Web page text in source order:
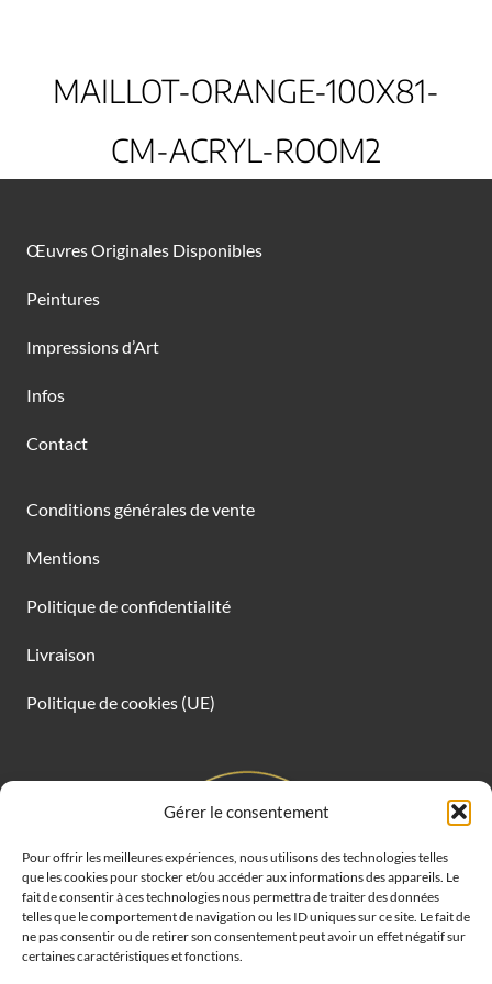
Gérer le consentement
Pour offrir les meilleures expériences, nous utilisons des technologies telles
que les cookies pour stocker et/ou accéder aux informations des appareils. Le
fait de consentir à ces technologies nous permettra de traiter des données
telles que le comportement de navigation ou les ID uniques sur ce site. Le fait de
ne pas consentir ou de retirer son consentement peut avoir un effet négatif sur
certaines caractéristiques et fonctions.
MAILLOT-ORANGE-100X81-
CM-ACRYL-ROOM2
Œuvres Originales Disponibles
Peintures
Impressions d’Art
Infos
Contact
Conditions générales de vente
Mentions
Politique de confidentialité
Livraison
Politique de cookies (UE)